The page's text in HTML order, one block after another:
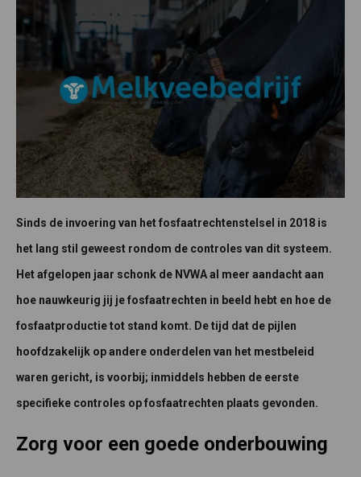
Sinds de invoering van het fosfaatrechtenstelsel in 2018 is
het lang stil geweest rondom de controles van dit systeem.
Het afgelopen jaar schonk de NVWA al meer aandacht aan
hoe nauwkeurig jij je fosfaatrechten in beeld hebt en hoe de
fosfaatproductie tot stand komt. De tijd dat de pijlen
hoofdzakelijk op andere onderdelen van het mestbeleid
waren gericht, is voorbij; inmiddels hebben de eerste
specifieke controles op fosfaatrechten plaats gevonden.
Zorg voor een goede onderbouwing